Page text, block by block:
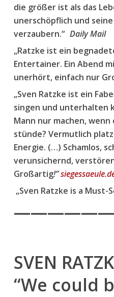
die größer ist als das
unerschöpflich und
verzaubern.“ Daily Mail
„Ratzke ist ein
Entertainer. Ein Abend
unerhört, einfach nur
„Sven Ratzke ist ein
singen und unterhalten
Mann nur machen,
stünde? Vermutlich
Energie. (…) Schamlos,
verunsichernd,
Großartig!”
„Sven Ratzke is a Must-
SVEN
“We could